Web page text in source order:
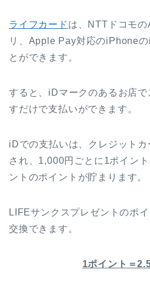
ライフカード は、NTTドコモ
リ、Apple Pay対応のiPhone
とができます。
すると、iDマークのあるお店
すだけで支払いができます。
iDでの支払いは、クレジット
され、1,000円ごとに1ポイン
ントのポイントが貯まります。
LIFEサンクスプレゼントのポ
交換できます。
1ポイント＝